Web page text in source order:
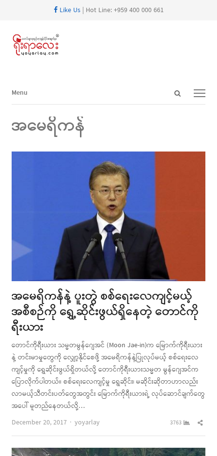
Like Us| Hot Line: +959 400 000 661
Open
Menu
Menu
အမေရိကန်
အမေရိကန်နဲ့ ပူးတွဲ စစ်ရေးလေကျင့်မယ့်
အစီစဉ်ကို ရွှေ့ဆိုင်းဖွယ်ရှိနေတဲ့ တောင်ကို
ရီးယား
တောင်ကိုရီးယား သမ္မတမွန်ဂျေအင် (Moon Jae-in)က မြောက်ကိုရီးယား
နဲ့ တင်းမာမှုတွေကို လျှော့နိုင်စေဖို့ အမေရိကန်နဲ့ပြုလုပ်မယ့် စစ်ရေးလေ
ကျင့်မှုကို ရွှေဆိုင်းဖွယ်ရှိတယ်လို့ တောင်ကိုရီးယားသမ္မတ မွန်ဂျေအင်က
ပြောလိုက်ပါတယ်။ စစ်ရေးလေကျင့်မှု ရွှေဆိုင်း၊ မဆိုင်းဆိုတာဟာလည်း
လာမယ့်သီတင်းပတ်တွေအတွင်း မြောက်ကိုရီးယားရဲ့ လုပ်ဆောင်ချက်တွေ
အပေါ် မူတည်နေတယ်လို့…
December 20, 2017
Author
yoyarlay 3763